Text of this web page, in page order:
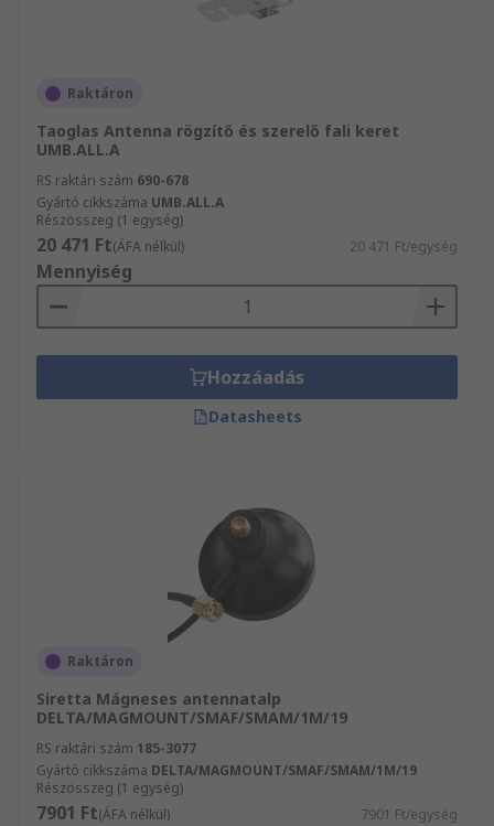
Raktáron
Taoglas Antenna rögzítő és szerelő fali keret
UMB.ALL.A
RS raktári szám 690-678
Gyártó cikkszáma UMB.ALL.A
Részösszeg (1 egység)
20 471 Ft(ÁFA nélkül) 20 471 Ft/egység
Mennyiség
Hozzáadás
Datasheets
Raktáron
Siretta Mágneses antennatalp
DELTA/MAGMOUNT/SMAF/SMAM/1M/19
RS raktári szám 185-3077
Gyártó cikkszáma DELTA/MAGMOUNT/SMAF/SMAM/1M/19
Részösszeg (1 egység)
7901 Ft(ÁFA nélkül) 7901 Ft/egység